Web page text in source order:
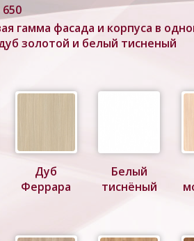
650
гамма фасада и корпуса в
золотой и белый тисненый
Дуб
Феррара
Белый
тиснёный